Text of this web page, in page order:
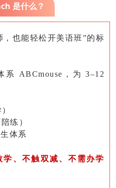
是什么？
，也能轻松开美语班”的标
系
ABCmouse，为 3–12
练）
体系
、不触双减、不需办学